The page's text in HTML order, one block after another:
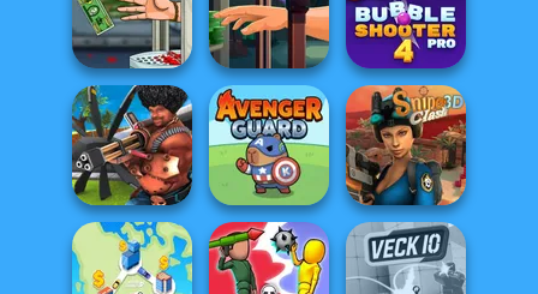
Penalty Shooters
2
Agent P Rebel
Spy
Squid Battle
Simulator
Bubble Shooter
Pro 4
Hand Me The
Goods
Handless
Millionaire